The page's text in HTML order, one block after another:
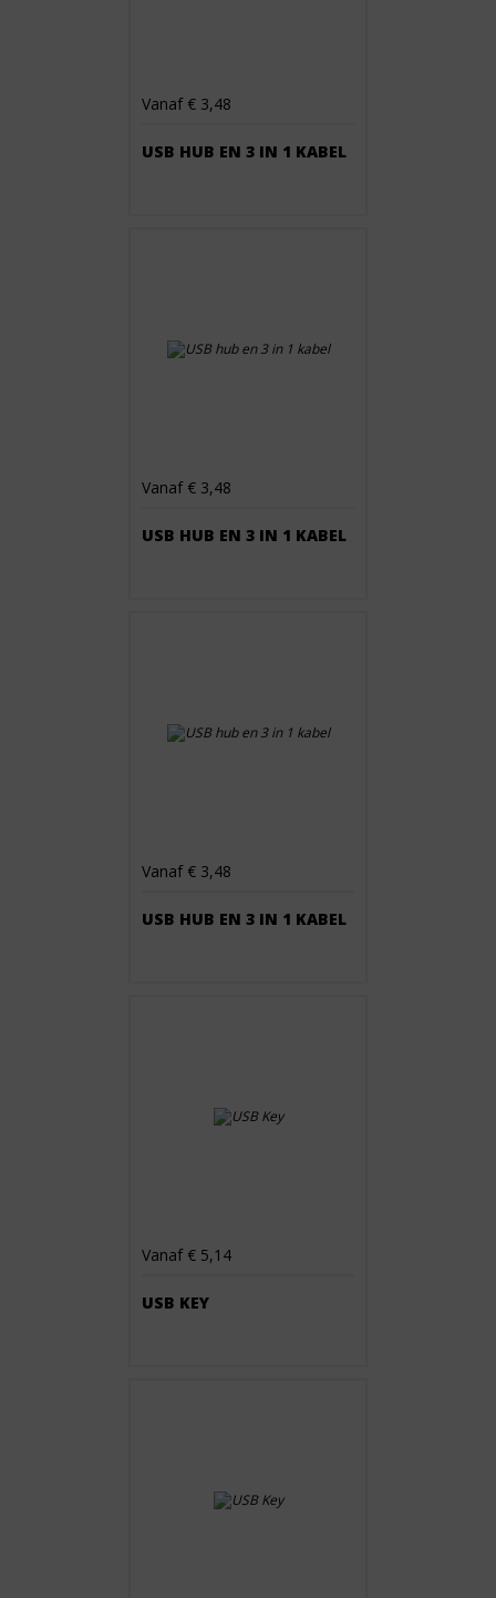
Vanaf € 3,48
USB HUB EN 3 IN 1 KABEL
Vanaf € 3,48
USB HUB EN 3 IN 1 KABEL
Vanaf € 3,48
USB HUB EN 3 IN 1 KABEL
Vanaf € 5,14
USB KEY